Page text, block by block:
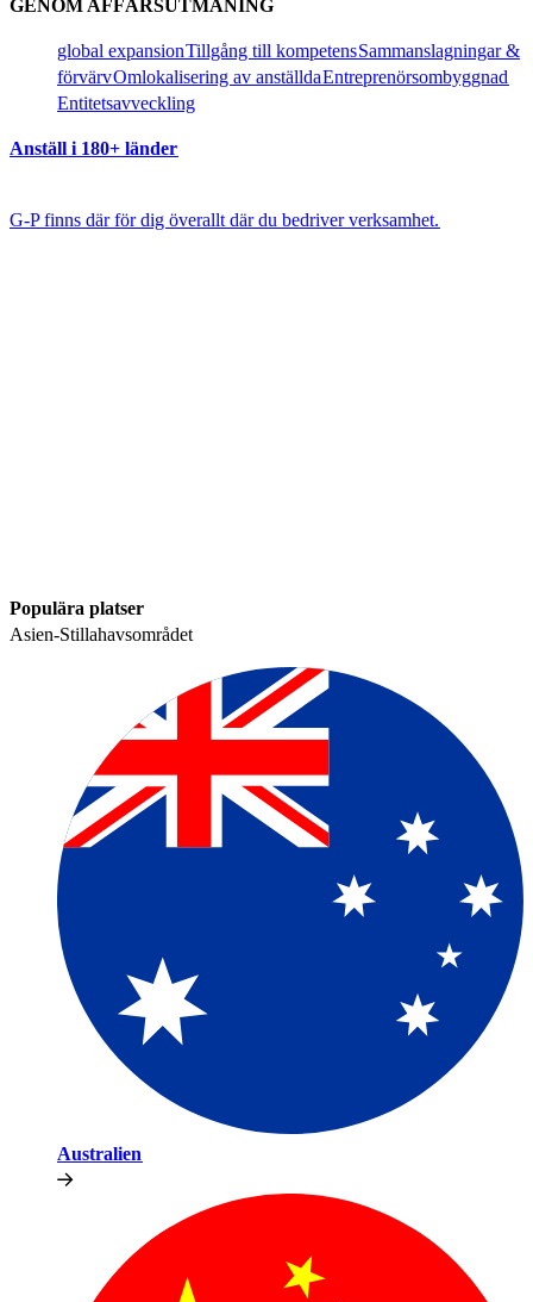
GENOM AFFÄRSUTMANING​​
global expansion​​Tillgång till kompetens​​Sammanslagningar &
förvärv​​Omlokalisering av anställda​​Entreprenörsombyggnad​​
Entitetsavveckling​​
Anställ i 180+ länder​​
G-P finns där för dig överallt där du bedriver verksamhet.​​
Populära platser​​
Asien-Stillahavsområdet​​
Australien​​